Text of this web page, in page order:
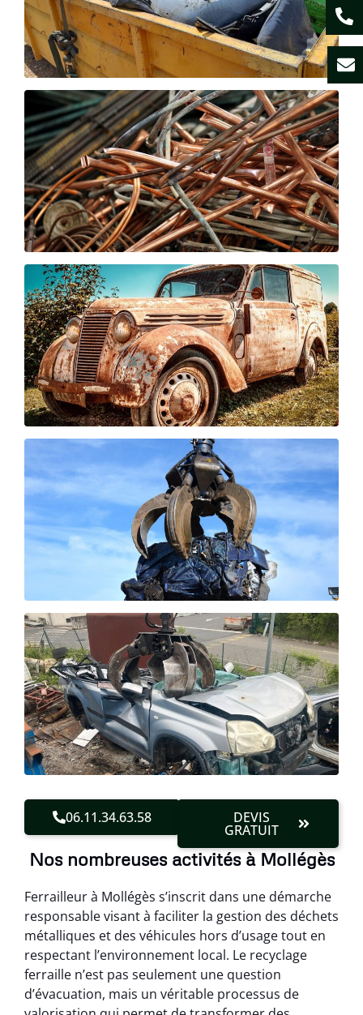
06.11.34.63.58 DEVIS
GRATUIT
Nos nombreuses activités à Mollégès
Ferrailleur à Mollégès s’inscrit dans une démarche
responsable visant à faciliter la gestion des déchets
métalliques et des véhicules hors d’usage tout en
respectant l’environnement local. Le recyclage
ferraille n’est pas seulement une question
d’évacuation, mais un véritable processus de